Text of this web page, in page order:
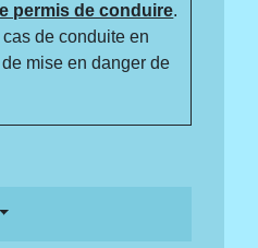
permis de conduire.
de conduite en
mise en danger de